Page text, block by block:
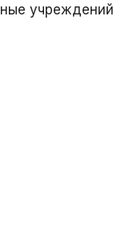
учреждений